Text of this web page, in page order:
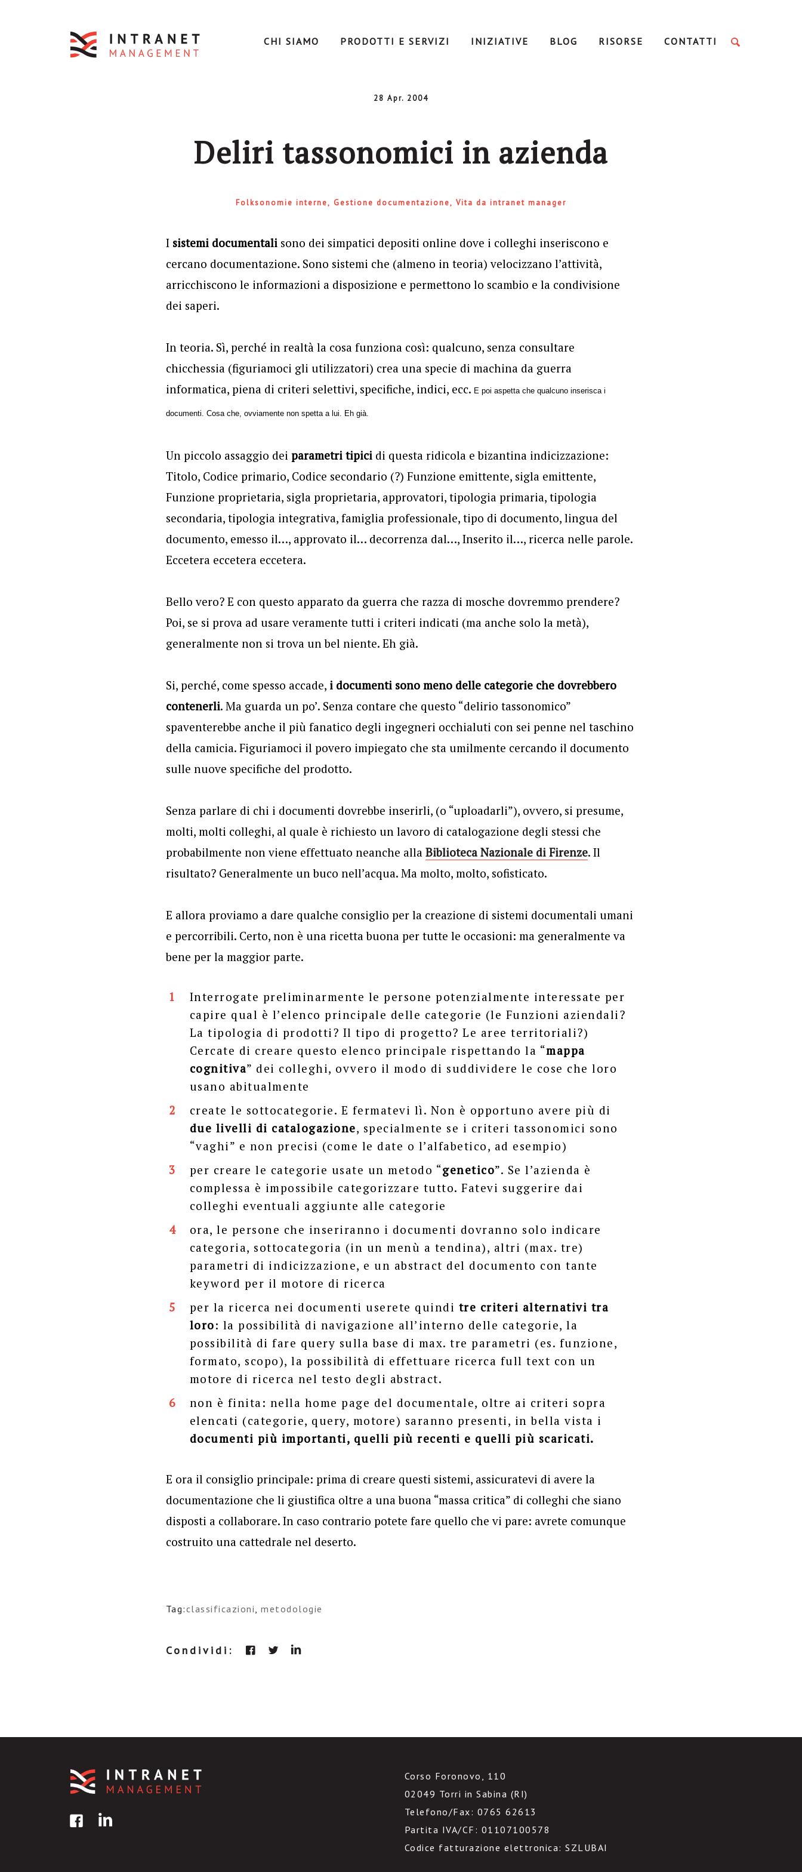
CHI SIAMO PRODOTTI E SERVIZI INIZIATIVE BLOG RISORSE CONTATTI
28 Apr. 2004
Deliri tassonomici in azienda
Folksonomie interne Gestione documentazione Vita da intranet manager
I sistemi documentalisono dei simpatici depositi online dove i colleghi inseriscono e
cercano documentazione. Sono sistemi che (almeno in teoria) velocizzano l’attività,
arricchiscono le informazioni a disposizione e permettono lo scambio e la condivisione
dei saperi.
In teoria. Sì, perché in realtà la cosa funziona così: qualcuno, senza consultare
chicchessia (figuriamoci gli utilizzatori) crea una specie di machina da guerra
informatica, piena di criteri selettivi, specifiche, indici, ecc. E poi aspetta che qualcuno inserisca i
documenti. Cosa che, ovviamente non spetta a lui. Eh già.
Un piccolo assaggio dei parametri tipicidi questa ridicola e bizantina indicizzazione:
Titolo, Codice primario, Codice secondario (?) Funzione emittente, sigla emittente,
Funzione proprietaria, sigla proprietaria, approvatori, tipologia primaria, tipologia
secondaria, tipologia integrativa, famiglia professionale, tipo di documento, lingua del
documento, emesso il…, approvato il… decorrenza dal…, Inserito il…, ricerca nelle parole.
Eccetera eccetera eccetera.
Bello vero? E con questo apparato da guerra che razza di mosche dovremmo prendere?
Poi, se si prova ad usare veramente tutti i criteri indicati (ma anche solo la metà),
generalmente non si trova un bel niente. Eh già.
Si, perché, come spesso accade, i documenti sono meno delle categorie che dovrebbero
contenerli. Ma guarda un po’. Senza contare che questo “delirio tassonomico”
spaventerebbe anche il più fanatico degli ingegneri occhialuti con sei penne nel taschino
della camicia. Figuriamoci il povero impiegato che sta umilmente cercando il documento
sulle nuove specifiche del prodotto.
Senza parlare di chi i documenti dovrebbe inserirli, (o “uploadarli”), ovvero, si presume,
molti, molti colleghi, al quale è richiesto un lavoro di catalogazione degli stessi che
probabilmente non viene effettuato neanche alla Biblioteca Nazionale di Firenze. Il
risultato? Generalmente un buco nell’acqua. Ma molto, molto, sofisticato.
E allora proviamo a dare qualche consiglio per la creazione di sistemi documentali umani
e percorribili. Certo, non è una ricetta buona per tutte le occasioni: ma generalmente va
bene per la maggior parte.
Interrogate preliminarmente le persone potenzialmente interessate per
capire qual è l’elenco principale delle categorie (le Funzioni aziendali?
La tipologia di prodotti? Il tipo di progetto? Le aree territoriali?)
Cercate di creare questo elenco principale rispettando la “mappa
cognitiva” dei colleghi, ovvero il modo di suddividere le cose che loro
usano abitualmente
create le sottocategorie. E fermatevi lì. Non è opportuno avere più di
due livelli di catalogazione, specialmente se i criteri tassonomici sono
“vaghi” e non precisi (come le date o l’alfabetico, ad esempio)
per creare le categorie usate un metodo “genetico”. Se l’azienda è
complessa è impossibile categorizzare tutto. Fatevi suggerire dai
colleghi eventuali aggiunte alle categorie
ora, le persone che inseriranno i documenti dovranno solo indicare
categoria, sottocategoria (in un menù a tendina), altri (max. tre)
parametri di indicizzazione, e un abstract del documento con tante
keyword per il motore di ricerca
per la ricerca nei documenti userete quindi tre criteri alternativi tra
loro: la possibilità di navigazione all’interno delle categorie, la
possibilità di fare query sulla base di max. tre parametri (es. funzione,
formato, scopo), la possibilità di effettuare ricerca full text con un
motore di ricerca nel testo degli abstract.
non è finita: nella home page del documentale, oltre ai criteri sopra
elencati (categorie, query, motore) saranno presenti, in bella vista i
documenti più importanti, quelli più recenti e quelli più scaricati.
E ora il consiglio principale: prima di creare questi sistemi, assicuratevi di avere la
documentazione che li giustifica oltre a una buona “massa critica” di colleghi che siano
disposti a collaborare. In caso contrario potete fare quello che vi pare: avrete comunque
costruito una cattedrale nel deserto.
Tag:classificazioni,metodologie
Condividi:
Corso Foronovo, 110
02049 Torri in Sabina (RI)
Telefono/Fax: 0765 62613
Partita IVA/CF: 01107100578
Codice fatturazione elettronica: SZLUBAI